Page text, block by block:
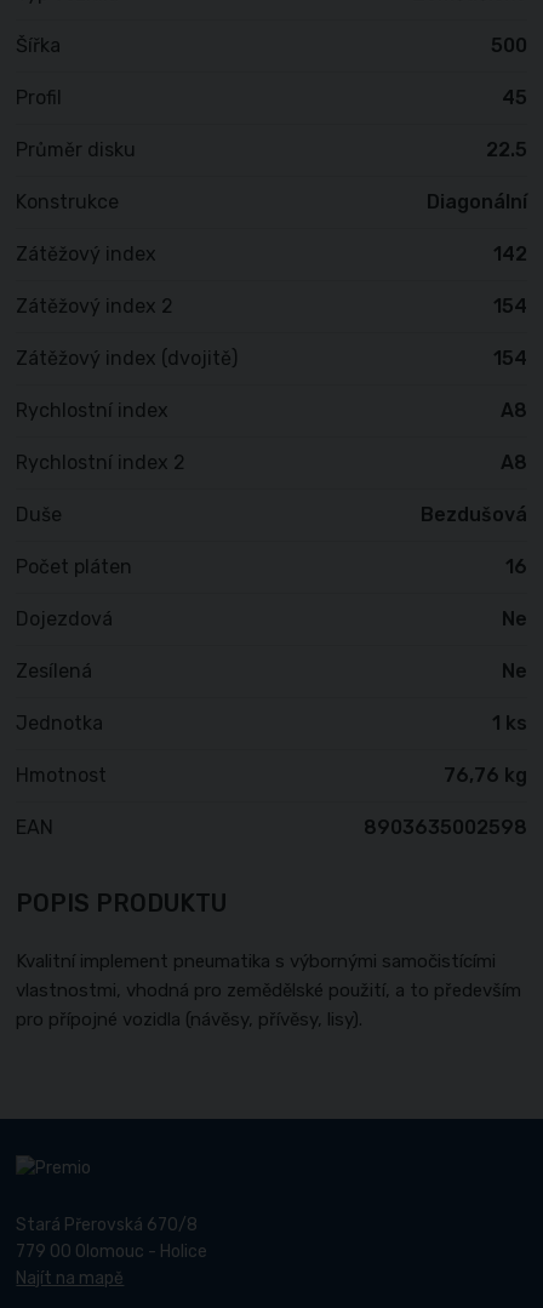
Šířka 500
Profil 45
Průměr disku 22.5
Konstrukce Diagonální
Zátěžový index 142
Zátěžový index 2 154
Zátěžový index (dvojitě) 154
Rychlostní index A8
Rychlostní index 2 A8
Duše Bezdušová
Počet pláten 16
Dojezdová Ne
Zesílená Ne
Jednotka 1 ks
Hmotnost 76,76 kg
EAN 8903635002598
POPIS PRODUKTU
Kvalitní implement pneumatika s výbornými samočistícími
vlastnostmi, vhodná pro zemědělské použití, a to především
pro přípojné vozidla (návěsy, přívěsy, lisy).
Stará Přerovská 670/8
779 00 Olomouc - Holice
Najít na mapě